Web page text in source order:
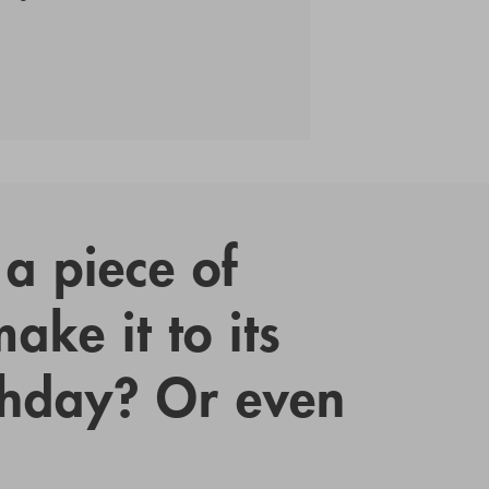
piece of
it to its
Or even